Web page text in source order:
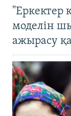
"Еркектер
моделін
ажырасу